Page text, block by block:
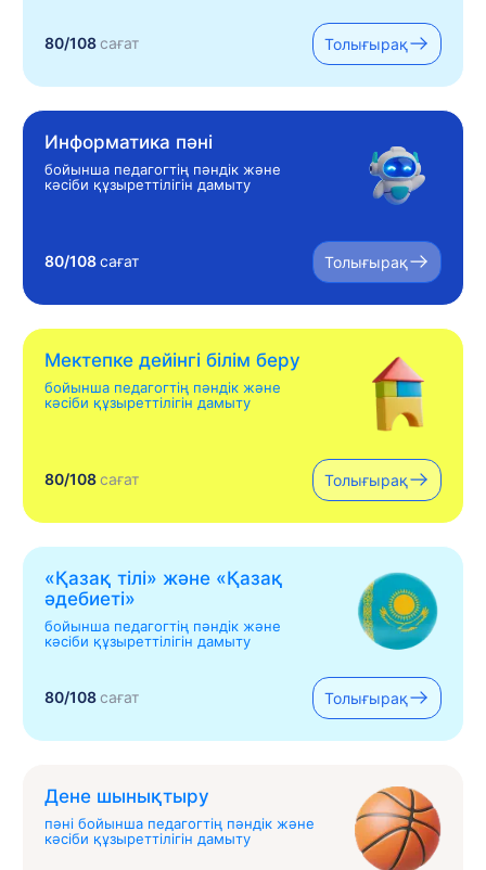
80/108сағат Толығырақ
Информатика пәні
бойынша педагогтің пәндік және
кәсіби құзыреттілігін дамыту
80/108сағат Толығырақ
Мектепке дейінгі білім беру
бойынша педагогтің пәндік және
кәсіби құзыреттілігін дамыту
80/108сағат Толығырақ
«Қазақ тілі» жəне «Қазақ
əдебиеті»
бойынша педагогтің пәндік және
кәсіби құзыреттілігін дамыту
80/108сағат Толығырақ
Дене шынықтыру
пәні бойынша педагогтің пәндік және
кәсіби құзыреттілігін дамыту